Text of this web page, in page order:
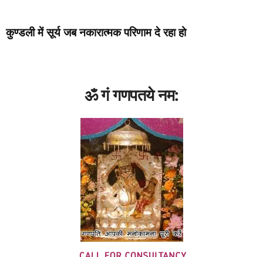
कुण्‍डली में सूर्य जब नकारात्‍मक परिणाम दे रहा हो
ॐ गं गणपतये नम: